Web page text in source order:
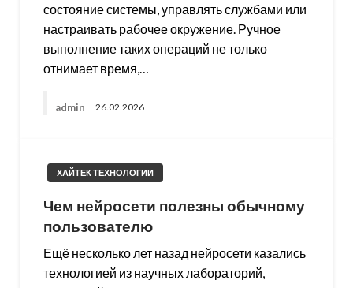
состояние системы, управлять службами или
настраивать рабочее окружение. Ручное
выполнение таких операций не только
отнимает время,…
admin 26.02.2026
ХАЙТЕК ТЕХНОЛОГИИ
Чем нейросети полезны обычному
пользователю
Ещё несколько лет назад нейросети казались
технологией из научных лабораторий,